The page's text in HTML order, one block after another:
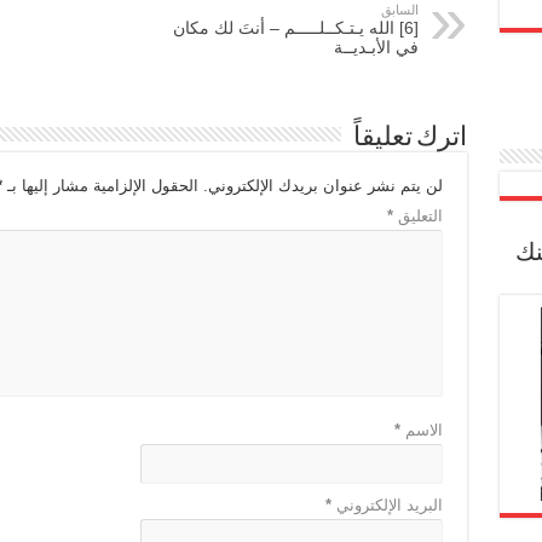
السابق
[6] الله يـتـكــلـــــم – أنتَ لك مكان
في الأبـديــة
اترك تعليقاً
لن يتم نشر عنوان بريدك الإلكتروني. الحقول الإلزامية مشار إليها بـ
التعليق*
الاسم*
البريد الإلكتروني*